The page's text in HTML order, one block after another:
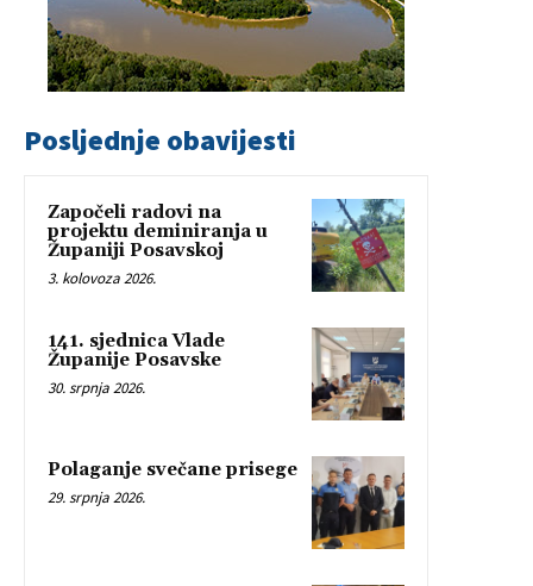
Posljednje obavijesti
Započeli radovi na
projektu deminiranja u
Županiji Posavskoj
3. kolovoza 2026.
141. sjednica Vlade
Županije Posavske
30. srpnja 2026.
Polaganje svečane prisege
29. srpnja 2026.